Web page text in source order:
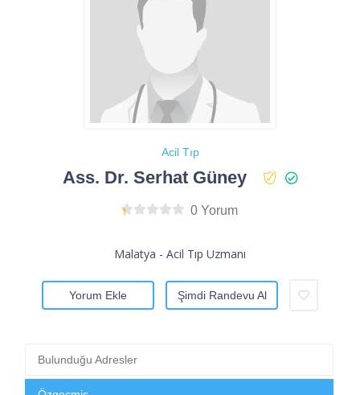
Acil Tıp
Ass. Dr. Serhat Güney
0 Yorum
Malatya - Acil Tıp Uzmanı
Yorum Ekle Şimdi Randevu Al
Bulunduğu Adresler